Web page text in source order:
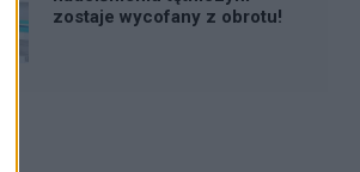
zostaje wycofany z obrotu!